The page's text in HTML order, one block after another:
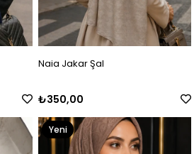
Naia Jakar Şal
₺350,00
Yeni
Ürün